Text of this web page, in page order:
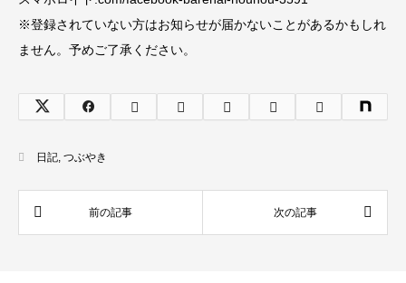
※登録されていない方はお知らせが届かないことがあるかもしれ
ません。予めご了承ください。
日記, つぶやき